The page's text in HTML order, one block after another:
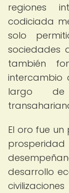
regiones
codiciada
solo
sociedades
también
intercambio
largo de
El oro fue
desarrollo